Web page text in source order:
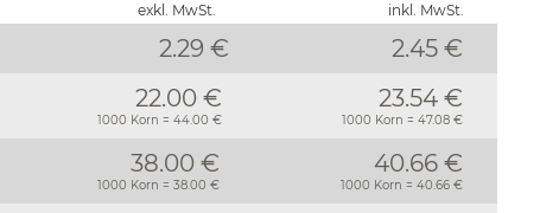
exkl. MwSt. inkl. MwSt.
2.29 € 2.45€
22.00 €
1000 Korn = 44.00 €
23.54 €
1000 Korn = 47.08 €
38.00 €
1000 Korn = 38.00 €
40.66 €
1000 Korn = 40.66 €